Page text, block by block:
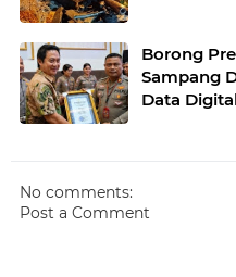
Borong
Sampang
Data
No comments:
Post a Comment